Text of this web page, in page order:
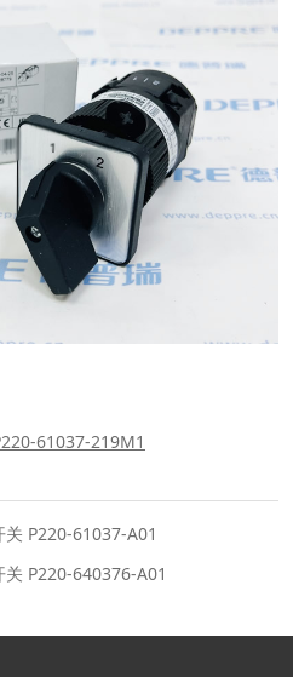
61037-219M1
P220-61037-A01
P220-640376-A01